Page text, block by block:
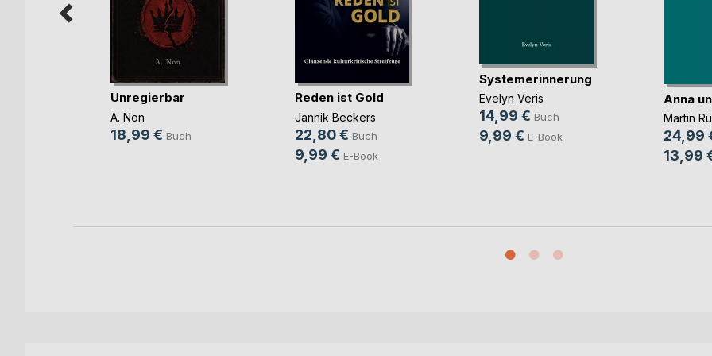
Unregierbar
A. Non
18,99 € Buch
Reden ist Gold
Jannik Beckers
22,80 € Buch
9,99 € E-Book
Systemerinnerung
Evelyn Veris
14,99 € Buch
9,99 € E-Book
Anna
Martin
24,99
13,99